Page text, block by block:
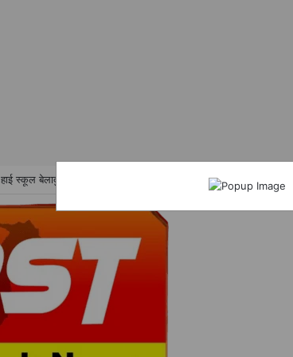
हाई स्कूल बेलादुला में विधिक साक्षरता शिविर, छात्रों को बताए गए मौलिक अधिकार